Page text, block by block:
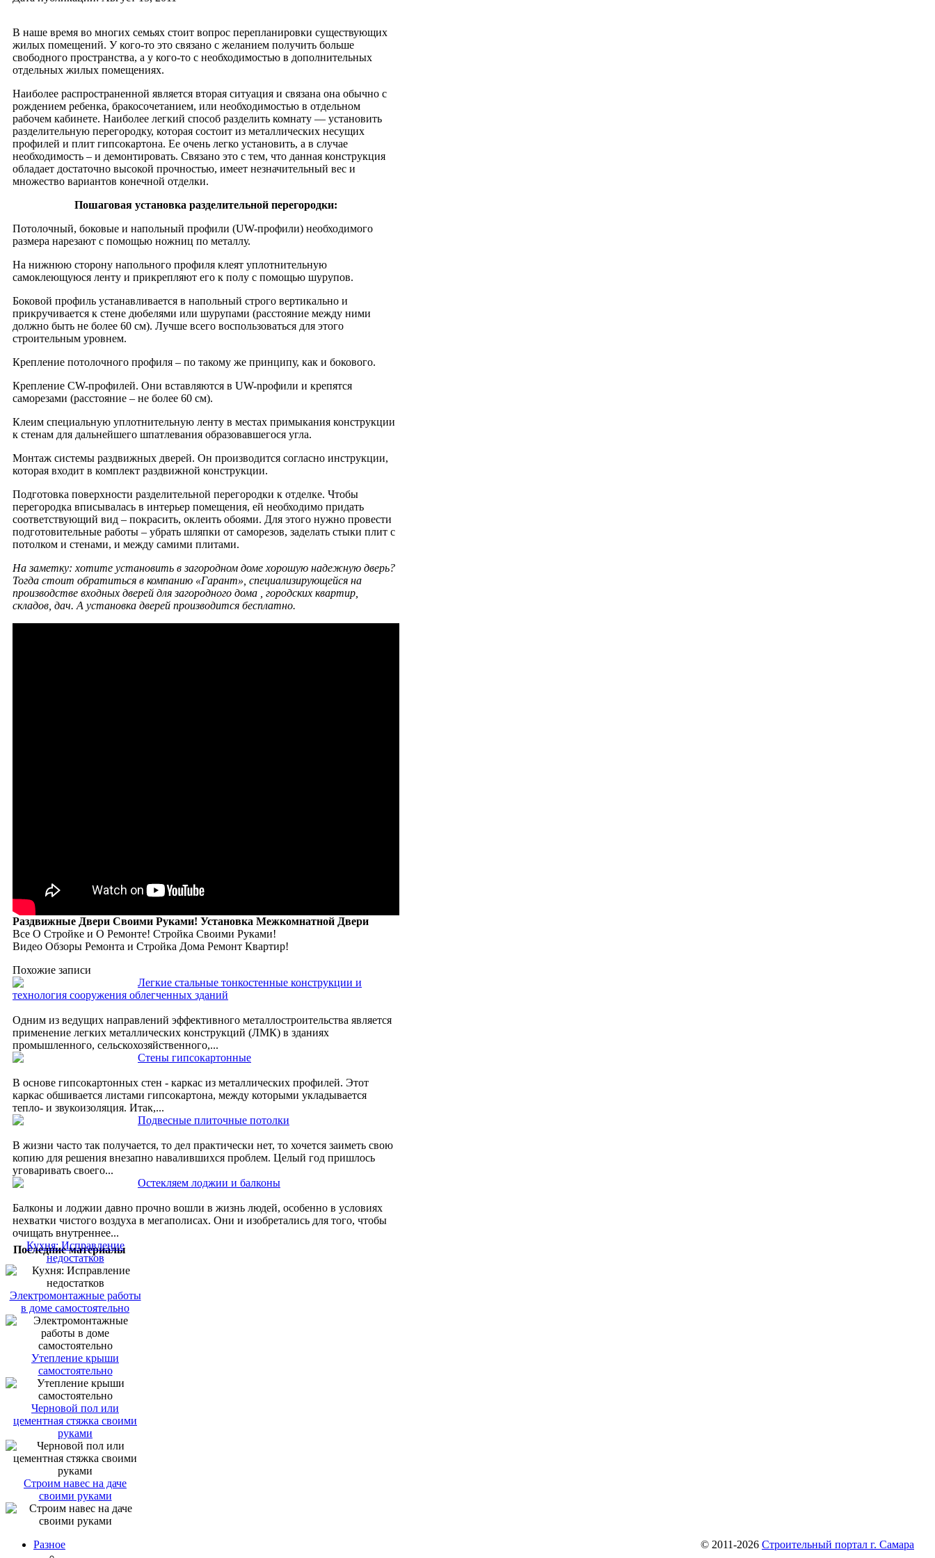
В наше время во многих семьях стоит вопрос перепланировки существующих
жилых помещений. У кого-то это связано с желанием получить больше
свободного пространства, а у кого-то с необходимостью в дополнительных
отдельных жилых помещениях.
Наиболее распространенной является вторая ситуация и связана она обычно с
рождением ребенка, бракосочетанием, или необходимостью в отдельном
рабочем кабинете. Наиболее легкий способ разделить комнату — установить
разделительную перегородку, которая состоит из металлических несущих
профилей и плит гипсокартона. Ее очень легко установить, а в случае
необходимость – и демонтировать. Связано это с тем, что данная конструкция
обладает достаточно высокой прочностью, имеет незначительный вес и
множество вариантов конечной отделки.
Пошаговая установка разделительной перегородки:
Потолочный, боковые и напольный профили (UW-профили) необходимого
размера нарезают с помощью ножниц по металлу.
На нижнюю сторону напольного профиля клеят уплотнительную
самоклеющуюся ленту и прикрепляют его к полу с помощью шурупов.
Боковой профиль устанавливается в напольный строго вертикально и
прикручивается к стене дюбелями или шурупами (расстояние между ними
должно быть не более 60 см). Лучше всего воспользоваться для этого
строительным уровнем.
Крепление потолочного профиля – по такому же принципу, как и бокового.
Крепление CW-профилей. Они вставляются в UW-npoфили и крепятся
саморезами (расстояние – не более 60 см).
Клеим специальную уплотнительную ленту в местах примыкания конструкции
к стенам для дальнейшего шпатлевания образовавшегося угла.
Монтаж системы раздвижных дверей. Он производится согласно инструкции,
которая входит в комплект раздвижной конструкции.
Подготовка поверхности разделительной перегородки к отделке. Чтобы
перегородка вписывалась в интерьер помещения, ей необходимо придать
соответствующий вид – покрасить, оклеить обоями. Для этого нужно провести
подготовительные работы – убрать шляпки от саморезов, заделать стыки плит с
потолком и стенами, и между самими плитами.
На заметку: хотите установить в загородном доме хорошую надежную дверь?
Тогда стоит обратиться в компанию «Гарант», специализирующейся на
производстве входных дверей для загородного дома , городских квартир,
складов, дач. А установка дверей производится бесплатно.
Раздвижные Двери Своими Руками! Установка Межкомнатной Двери
Все О Стройке и О Ремонте! Стройка Своими Руками!
Видео Обзоры Ремонта и Стройка Дома Ремонт Квартир!
Похожие записи
Легкие стальные тонкостенные конструкции и
технология сооружения облегченных зданий
Одним из ведущих направлений эффективного металлостроительства является
применение легких металлических конструкций (ЛМК) в зданиях
промышленного, сельскохозяйственного,...
Стены гипсокартонные
В основе гипсокартонных стен - каркас из металлических профилей. Этот
каркас обшивается листами гипсокартона, между которыми укладывается
тепло- и звукоизоляция. Итак,...
Подвесные плиточные потолки
В жизни часто так получается, то дел практически нет, то хочется заиметь свою
копию для решения внезапно навалившихся проблем. Целый год пришлось
уговаривать своего...
Остекляем лоджии и балконы
Балконы и лоджии давно прочно вошли в жизнь людей, особенно в условиях
нехватки чистого воздуха в мегаполисах. Они и изобретались для того, чтобы
очищать внутреннее...
Последние материалы
Кухня: Исправление
недостатков
Электромонтажные работы
в доме самостоятельно
Утепление крыши
самостоятельно
Черновой пол или
цементная стяжка своими
руками
Строим навес на даче
своими руками
© 2011-2026 Строительный портал г. Самара
Разное